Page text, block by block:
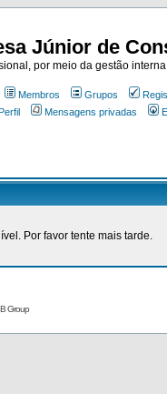
Júnior de
por meio da gestão
Membros Grupos
Mensagens privadas
Por favor tente mais tarde.
Group